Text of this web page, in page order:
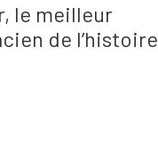
le meilleur
de l’histoire